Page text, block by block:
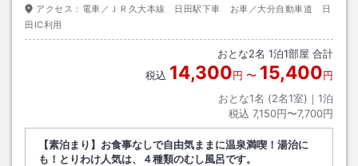
アクセス： 電車／ＪＲ久大本線 日田駅下車 お車／大分自動車道 日
田IC利用
おとな2名 1泊1部屋 合計
税込 14,300円 〜 15,400円
おとな1名 (2名1室)｜ 1泊
税込 7,150円〜7,700円
【素泊まり】お食事なしで自由気ままに温泉満喫！湯治に
も！とりわけ人気は、４種類のむし風呂です。